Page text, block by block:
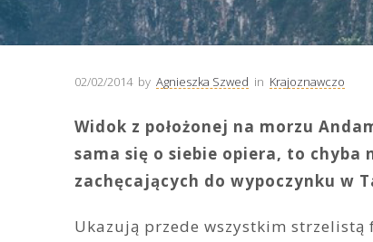
02/02/2014 by Agnieszka Szwed in Krajoznawczo
Widok z położonej na morzu
sama się o siebie opiera, to
zachęcających do wypoczynku w
Ukazują przede wszystkim strzelistą